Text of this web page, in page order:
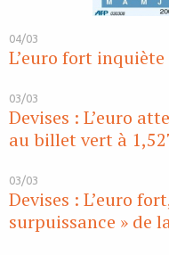
04/03
L’euro fort inquiète
03/03
Devises : L’euro
au billet vert à
03/03
Devises : L’euro
surpuissance » de